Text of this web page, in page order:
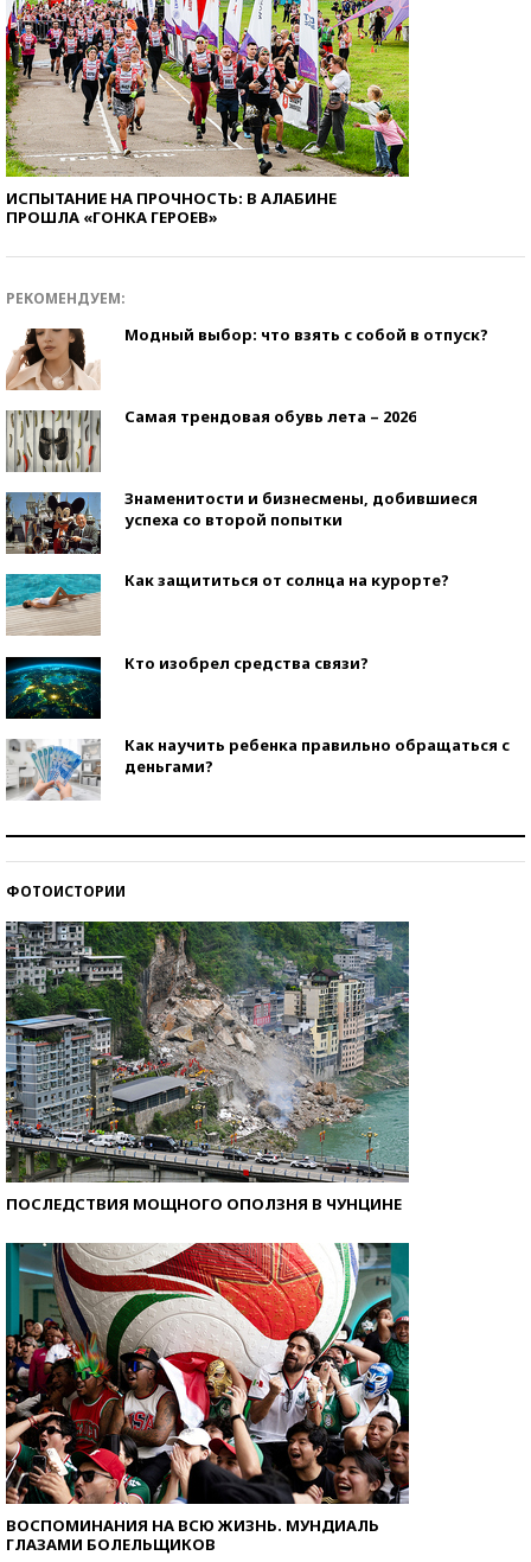
ИСПЫТАНИЕ НА ПРОЧНОСТЬ: В АЛАБИНЕ
ПРОШЛА «ГОНКА ГЕРОЕВ»
РЕКОМЕНДУЕМ:
Модный выбор: что взять с собой в отпуск?
Самая трендовая обувь лета – 2026
Знаменитости и бизнесмены, добившиеся
успеха со второй попытки
Как защититься от солнца на курорте?
Кто изобрел средства связи?
Как научить ребенка правильно обращаться с
деньгами?
ФОТОИСТОРИИ
ПОСЛЕДСТВИЯ МОЩНОГО ОПОЛЗНЯ В ЧУНЦИНЕ
ВОСПОМИНАНИЯ НА ВСЮ ЖИЗНЬ. МУНДИАЛЬ
ГЛАЗАМИ БОЛЕЛЬЩИКОВ